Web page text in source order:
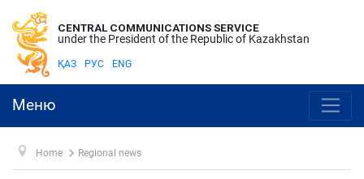
CENTRAL COMMUNICATIONS SERVICE
under the President of the Republic of Kazakhstan
ҚАЗ РУС ENG
Меню
Home Regional news